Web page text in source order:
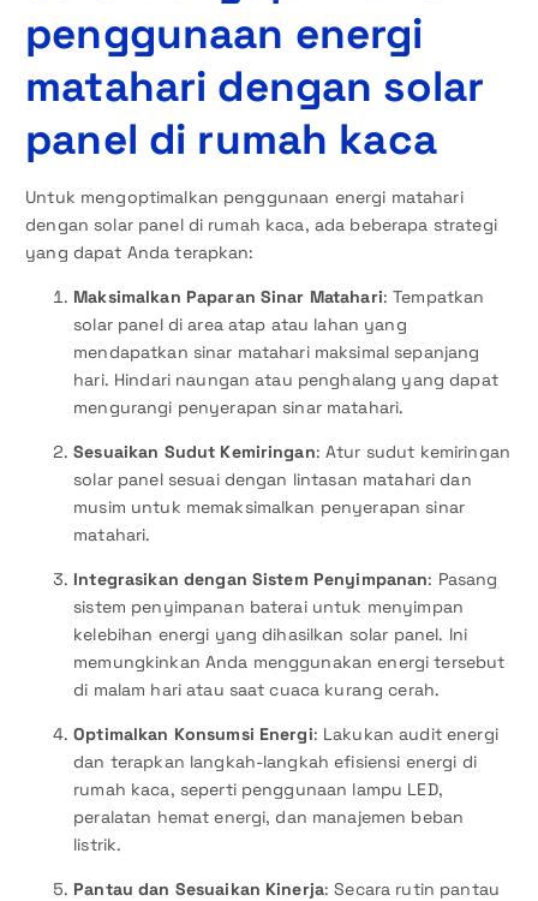
penggunaan energi
matahari dengan solar
panel di rumah kaca
Untuk mengoptimalkan penggunaan energi matahari
dengan solar panel di rumah kaca, ada beberapa strategi
yang dapat Anda terapkan:
Maksimalkan Paparan Sinar Matahari: Tempatkan
solar panel di area atap atau lahan yang
mendapatkan sinar matahari maksimal sepanjang
hari. Hindari naungan atau penghalang yang dapat
mengurangi penyerapan sinar matahari.
Sesuaikan Sudut Kemiringan: Atur sudut kemiringan
solar panel sesuai dengan lintasan matahari dan
musim untuk memaksimalkan penyerapan sinar
matahari.
Integrasikan dengan Sistem Penyimpanan: Pasang
sistem penyimpanan baterai untuk menyimpan
kelebihan energi yang dihasilkan solar panel. Ini
memungkinkan Anda menggunakan energi tersebut
di malam hari atau saat cuaca kurang cerah.
Optimalkan Konsumsi Energi: Lakukan audit energi
dan terapkan langkah-langkah efisiensi energi di
rumah kaca, seperti penggunaan lampu LED,
peralatan hemat energi, dan manajemen beban
listrik.
Pantau dan Sesuaikan Kinerja: Secara rutin pantau